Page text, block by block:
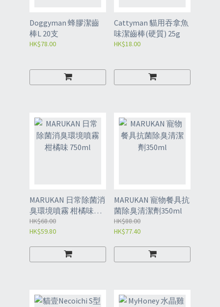
Doggyman 蜂膠潔齒
棒L 20支
HK$78.00
Cattyman 貓用吞拿魚
味潔齒棒(硬質) 25g
HK$18.00
MARUKAN 日常除菌消
臭環境噴霧 柑橘味
750ml
HK$68.00
HK$59.80
MARUKAN 寵物餐具抗
菌除臭清潔劑350ml
HK$88.00
HK$77.40